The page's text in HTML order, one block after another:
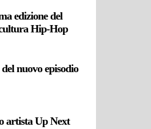
edizione del
Hip-Hop
nuovo episodio
artista Up Next